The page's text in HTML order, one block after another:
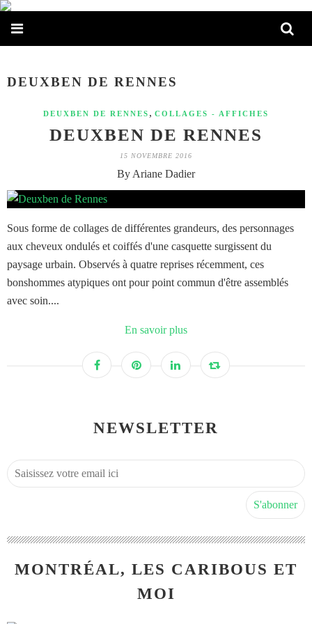
DEUXBEN DE RENNES
DEUXBEN DE RENNES , COLLAGES - AFFICHES
DEUXBEN DE RENNES
15 NOVEMBRE 2016
By Ariane Dadier
Sous forme de collages de différentes grandeurs, des personnages
aux cheveux ondulés et coiffés d'une casquette surgissent du
paysage urbain. Observés à quatre reprises récemment, ces
bonshommes atypiques ont pour point commun d'être assemblés
avec soin....
En savoir plus
NEWSLETTER
MONTRÉAL, LES CARIBOUS ET
MOI